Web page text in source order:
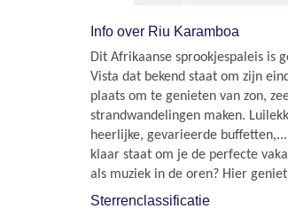
Info over Riu Karamboa
Dit Afrikaanse sprookjespaleis is
Vista dat bekend staat om zijn
plaats om te genieten van zon,
strandwandelingen maken.
heerlijke, gevarieerde
klaar staat om je de perfecte
als muziek in de oren? Hier
Sterrenclassificatie